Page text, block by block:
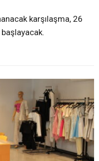
karşılaşma, 26